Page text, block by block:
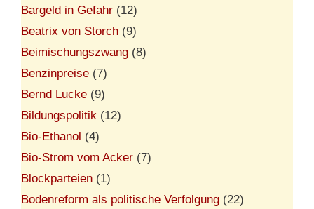
Bargeld in Gefahr (12)
Beatrix von Storch (9)
Beimischungszwang (8)
Benzinpreise (7)
Bernd Lucke (9)
Bildungspolitik (12)
Bio-Ethanol (4)
Bio-Strom vom Acker (7)
Blockparteien (1)
Bodenreform als politische Verfolgung (22)